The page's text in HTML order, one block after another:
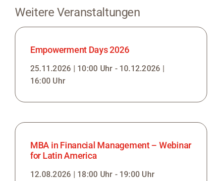
Weitere Veranstaltungen
Empowerment Days 2026
25.11.2026 | 10:00 Uhr - 10.12.2026 |
16:00 Uhr
MBA in Financial Management – Webinar
for Latin America
12.08.2026 | 18:00 Uhr - 19:00 Uhr